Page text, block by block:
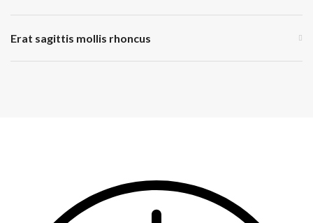
Erat sagittis mollis rhoncus